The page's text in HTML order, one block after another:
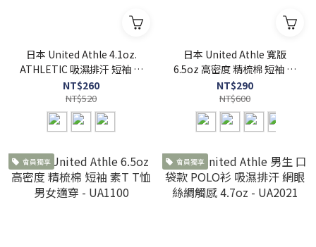
日本 United Athle 4.1oz.
ATHLETIC 吸濕排汗 短袖 寬
版 線條羅紋 T恤 - UA5927
NT$260
NT$520
日本 United Athle 寬版
6.5oz 高密度 精梳棉 短袖 素
T T恤 男女適穿 - UA1108
NT$290
NT$600
會員獨享 會員獨享